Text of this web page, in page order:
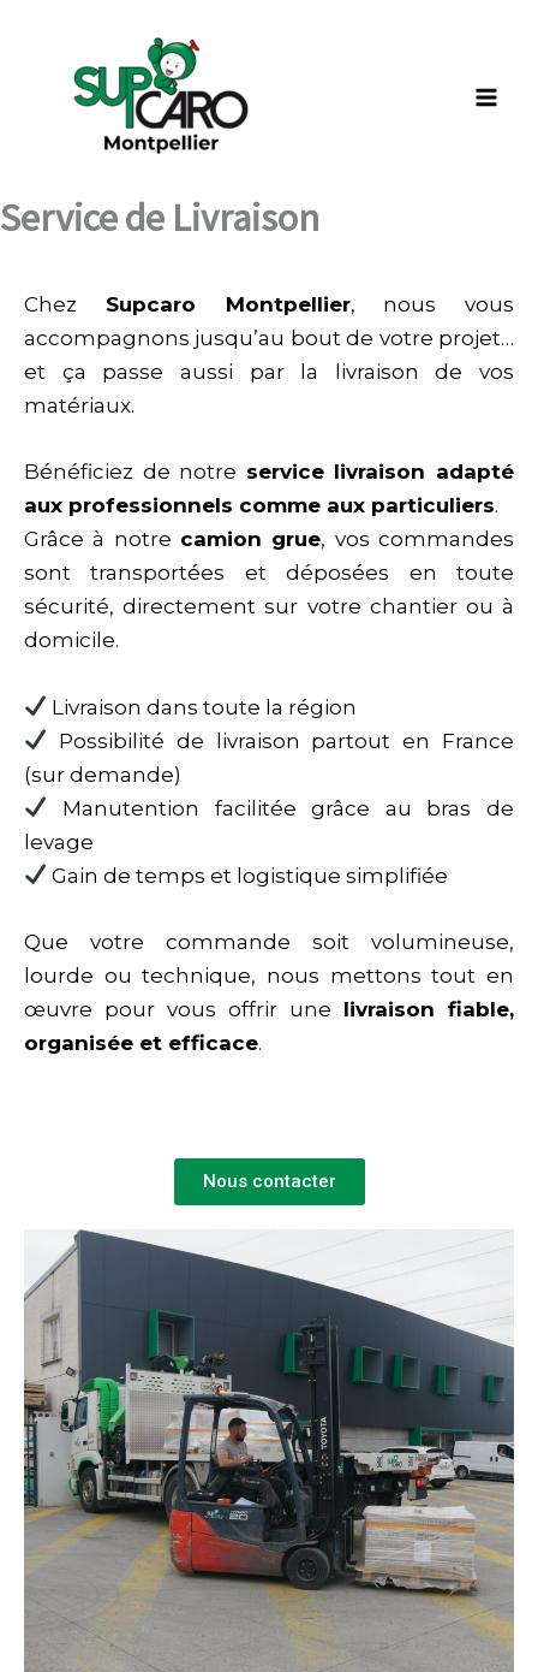
Service de Livraison
Chez Supcaro Montpellier, nous vous
accompagnons jusqu’au bout de votre projet…
et ça passe aussi par la livraison de vos
matériaux.
Bénéficiez de notre service livraison adapté
aux professionnels comme aux particuliers.
Grâce à notre camion grue, vos commandes
sont transportées et déposées en toute
sécurité, directement sur votre chantier ou à
domicile.
Livraison dans toute la région
Possibilité de livraison partout en France
(sur demande)
Manutention facilitée grâce au bras de
levage
Gain de temps et logistique simplifiée
Que votre commande soit volumineuse,
lourde ou technique, nous mettons tout en
œuvre pour vous offrir une livraison fiable,
organisée et efficace.
Nous contacter